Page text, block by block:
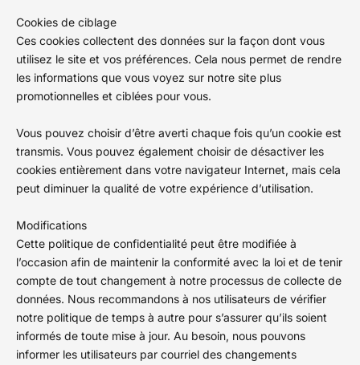
Cookies de ciblage
Ces cookies collectent des données sur la façon dont vous
utilisez le site et vos préférences. Cela nous permet de rendre
les informations que vous voyez sur notre site plus
promotionnelles et ciblées pour vous.
Vous pouvez choisir d’être averti chaque fois qu’un cookie est
transmis. Vous pouvez également choisir de désactiver les
cookies entièrement dans votre navigateur Internet, mais cela
peut diminuer la qualité de votre expérience d’utilisation.
Modifications
Cette politique de confidentialité peut être modifiée à
l’occasion afin de maintenir la conformité avec la loi et de tenir
compte de tout changement à notre processus de collecte de
données. Nous recommandons à nos utilisateurs de vérifier
notre politique de temps à autre pour s’assurer qu’ils soient
informés de toute mise à jour. Au besoin, nous pouvons
informer les utilisateurs par courriel des changements